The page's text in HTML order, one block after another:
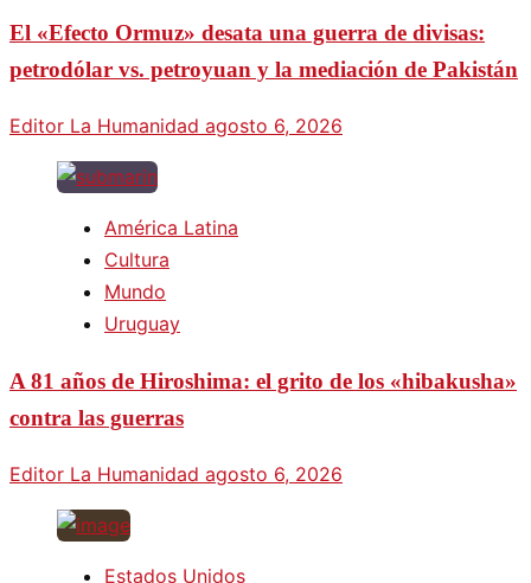
El «Efecto Ormuz» desata una guerra de divisas:
petrodólar vs. petroyuan y la mediación de Pakistán
Editor La Humanidad agosto 6, 2026
América Latina
Cultura
Mundo
Uruguay
A 81 años de Hiroshima: el grito de los «hibakusha»
contra las guerras
Editor La Humanidad agosto 6, 2026
Estados Unidos